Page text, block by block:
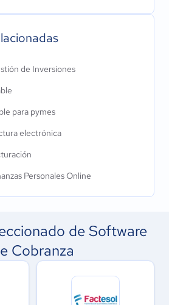
de Inversiones
para pymes
electrónica
Personales Online
de Software
Cobranza